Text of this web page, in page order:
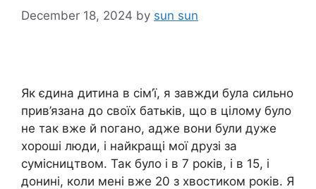
December 18, 2024 by sun sun
Як єдина дитина в сім’ї, я завжди була сильно
прив’язана до своїх батьків, що в цілому було
не так вже й nогано, адже вони були дуже
хороші люди, і найкращі мої друзі за
сумісництвом. Так було і в 7 років, і в 15, і
донині, коли мені вже 20 з хвостиком років. Я